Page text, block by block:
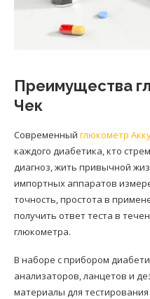
Преимущества
Чек
Современный глюкометр
каждого диабетика, кто
диагноз, жить привычной
импортных аппаратов
точность, простота в
получить ответ теста в
глюкометра.
В наборе с прибором
анализаторов, ланцетов и
материалы для